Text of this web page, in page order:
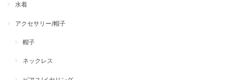
水着
アクセサリー/帽子
帽子
ネックレス